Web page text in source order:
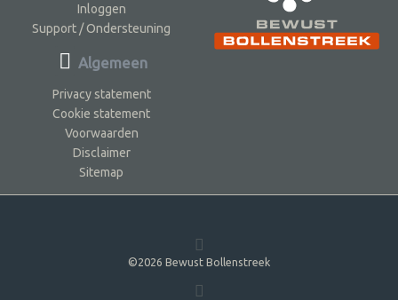
Inloggen
Support / Ondersteuning
Algemeen
Privacy statement
Cookie statement
Voorwaarden
Disclaimer
Sitemap
©2026 Bewust Bollenstreek